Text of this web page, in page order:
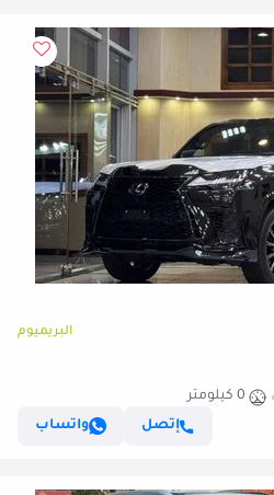
البريميوم
0 كيلومتر
إتصل
واتساب